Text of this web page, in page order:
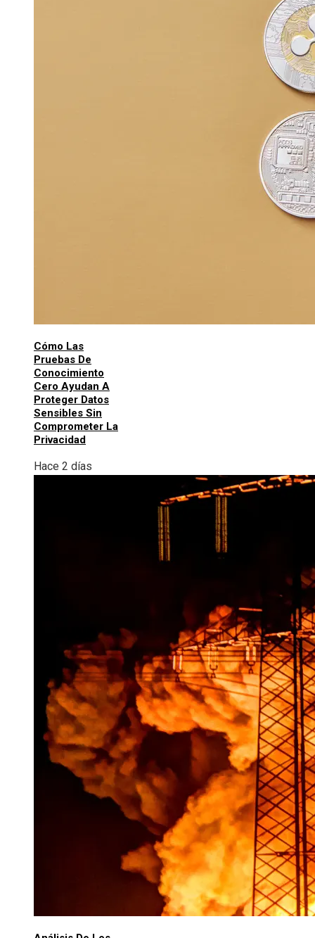
Cómo Las
Pruebas De
Conocimiento
Cero Ayudan A
Proteger Datos
Sensibles Sin
Comprometer La
Privacidad
Hace 2 días